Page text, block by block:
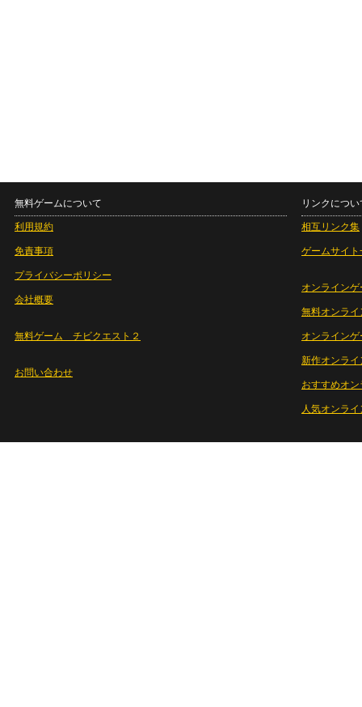
無料ゲームについて
利用規約
免責事項
プライバシーポリシー
会社概要
無料ゲーム チビクエスト２
お問い合わせ
リンクについ
相互リンク集
ゲームサイト
オンラインゲ
無料オンライ
オンライン
新作オンライ
おすすめオ
人気オンラ